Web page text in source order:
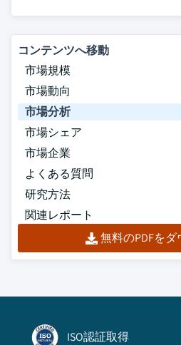
コンテンツへ移動
市場規模
市場動向
市場分析
市場シェア
市場企業
よくある質問
研究方法
関連レポート
無料のPDFを
ISO認証取得